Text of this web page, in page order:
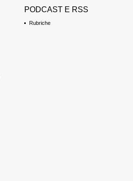
PODCAST E RSS
Rubriche